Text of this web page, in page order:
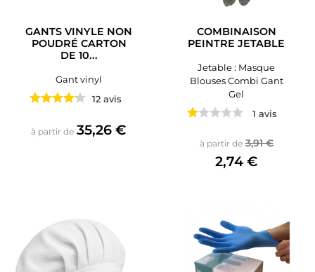
GANTS VINYLE NON
POUDRÉ CARTON
DE 10...
Gant vinyl
12 avis
à partir de Prix
35,26 €
COMBINAISON
PEINTRE JETABLE
Jetable : Masque
Blouses Combi Gant
Gel
1 avis
à partir de Prix de base
3,91 €Prix
2,74 €